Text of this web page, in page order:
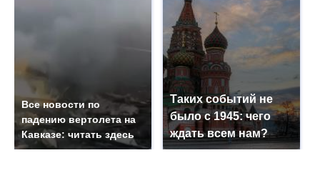
Все новости по
падению вертолета на
Кавказе: читать здесь
Таких событий не
было с 1945: чего
ждать всем нам?